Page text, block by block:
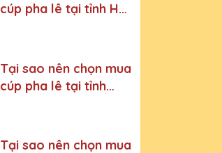
cúp pha lê tại tỉnh Hải
Tại sao nên chọn mua
cúp pha lê tại tỉnh
Tại sao nên chọn mua